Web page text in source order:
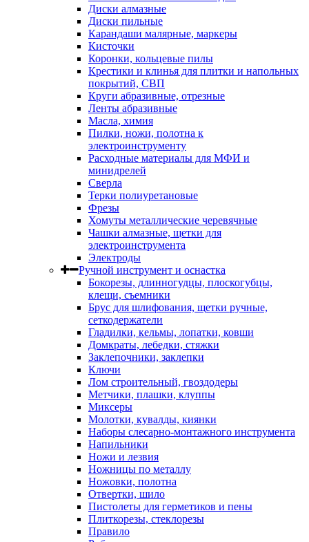
Диски алмазные
Диски пильные
Карандаши малярные, маркеры
Кисточки
Коронки, кольцевые пилы
Крестики и клинья для плитки и напольных
покрытий, СВП
Круги абразивные, отрезные
Ленты абразивные
Масла, химия
Пилки, ножи, полотна к
электроинструменту
Расходные материалы для МФИ и
минидрелей
Сверла
Терки полиуретановые
Фрезы
Хомуты металлические черевячные
Чашки алмазные, щетки для
электроинструмента
Электроды
Ручной инструмент и оснастка
Бокорезы, длинногудцы, плоскогубцы,
клещи, съемники
Брус для шлифования, щетки ручные,
сеткодержатели
Гладилки, кельмы, лопатки, ковши
Домкраты, лебедки, стяжки
Заклепочники, заклепки
Ключи
Лом строительный, гвоздодеры
Метчики, плашки, клуппы
Миксеры
Молотки, кувалды, киянки
Наборы слесарно-монтажного инструмента
Напильники
Ножи и лезвия
Ножницы по металлу
Ножовки, полотна
Отвертки, шило
Пистолеты для герметиков и пены
Плиткорезы, стеклорезы
Правило